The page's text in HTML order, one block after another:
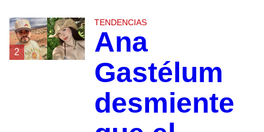
2
TENDENCIAS
Ana
Gastélum
desmiente